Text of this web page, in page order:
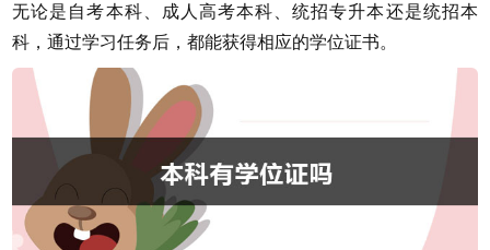
无论是自考本科、成人高考本科、统招专升本还是统招本
科，通过学习任务后，都能获得相应的学位证书。